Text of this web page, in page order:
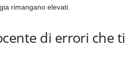
rimangano elevati.
di errori che ti